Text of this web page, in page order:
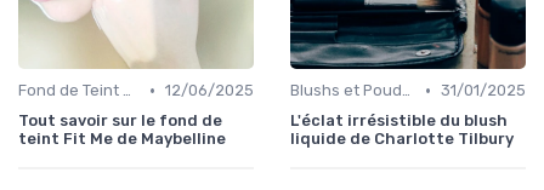
Fond de Teint et Correcteurs • 12/06/2025
Tout savoir sur le fond de
teint Fit Me de Maybelline
Blushs et Poudres • 31/01/2025
L'éclat irrésistible du blush
liquide de Charlotte Tilbury